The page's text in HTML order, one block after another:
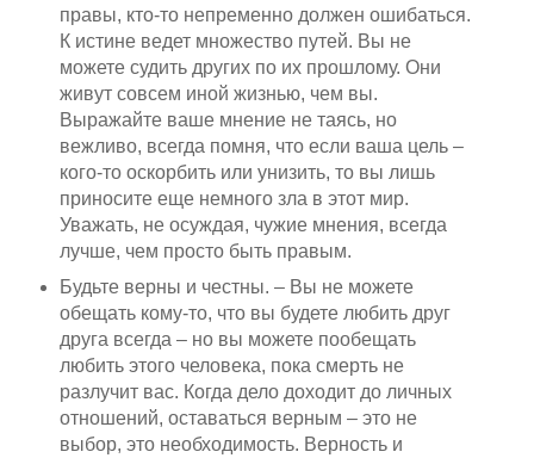
правы, кто-то непременно должен ошибаться.
К истине ведет множество путей. Вы не
можете судить других по их прошлому. Они
живут совсем иной жизнью, чем вы.
Выражайте ваше мнение не таясь, но
вежливо, всегда помня, что если ваша цель –
кого-то оскорбить или унизить, то вы лишь
приносите еще немного зла в этот мир.
Уважать, не осуждая, чужие мнения, всегда
лучше, чем просто быть правым.
Будьте верны и честны. – Вы не можете
обещать кому-то, что вы будете любить друг
друга всегда – но вы можете пообещать
любить этого человека, пока смерть не
разлучит вас. Когда дело доходит до личных
отношений, оставаться верным – это не
выбор, это необходимость. Верность и